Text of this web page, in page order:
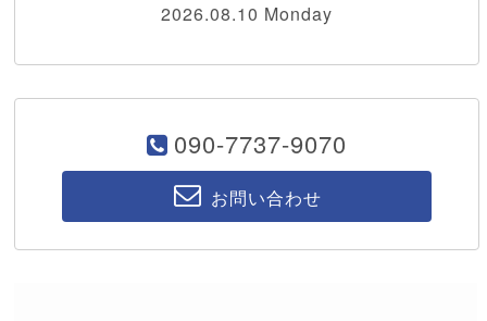
2026.08.10 Monday
090-7737-9070
お問い合わせ